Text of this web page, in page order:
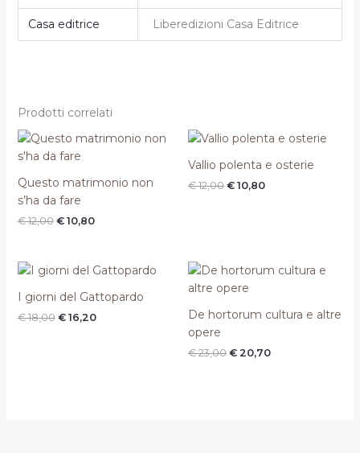
Casa editrice Liberedizioni Casa Editrice
Prodotti correlati
Questo matrimonio non
s’ha da fare
€12,00
Il
originale
€ 12,00.
€10,80
Il
€ 10,80.
Vallio polenta e osterie
€12,00
Il
prezzo
originale
€ 12,00.
€ 10,80
Il
attuale
€ 10,80.
I giorni del Gattopardo
€18,00
Il
originale
era:
€ 18,00.
€16,20
Il
prezzo
attuale
è:
€ 16,20.
De hortorum cultura e altre
opere
€23,00
Il
originale
€ 23,00.
€ 20,70
Il
€ 20,70.